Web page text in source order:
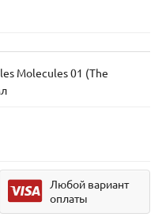
Molecules 01 (The
Любой вариант
оплаты